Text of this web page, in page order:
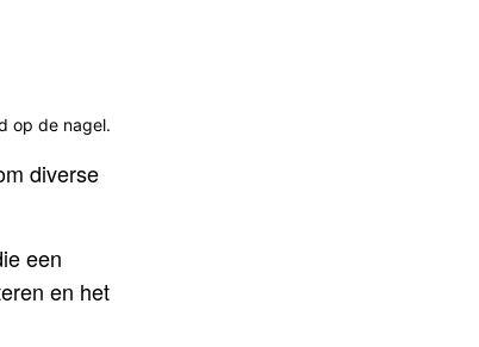
op de nagel.
diverse
een
en het